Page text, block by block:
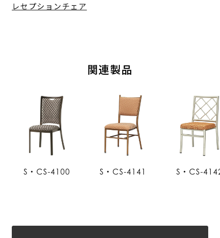
レセプションチェア
関連製品
S・CS-4100 S・CS-4141 S・CS-